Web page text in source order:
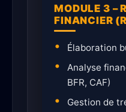
MODULE 3 –
FINANCIER
Élaboration
Analyse
BFR, CAF)
Gestion de